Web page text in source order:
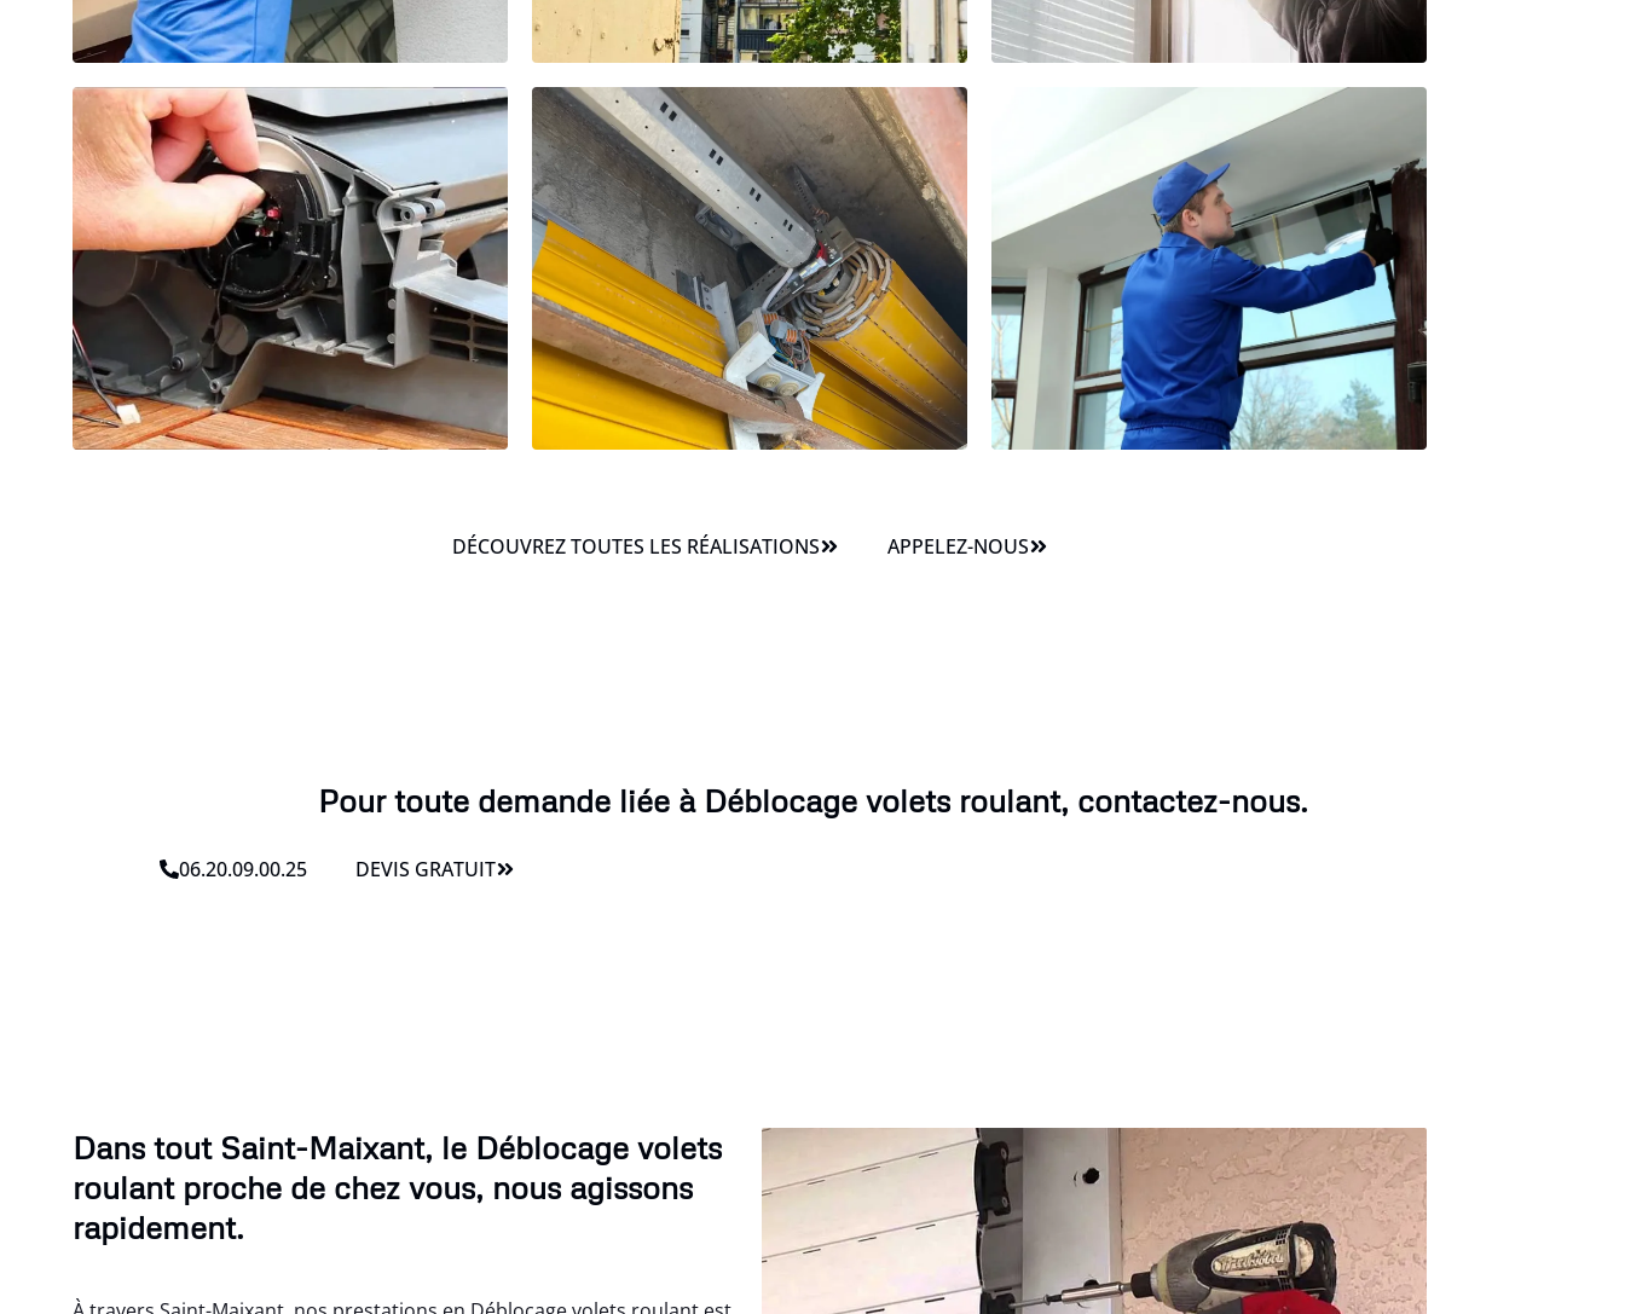
DÉCOUVREZ TOUTES LES RÉALISATIONS APPELEZ-NOUS
Pour toute demande liée à Déblocage volets roulant, contactez-nous.
06.20.09.00.25 DEVIS GRATUIT
Dans tout Saint-Maixant, le Déblocage volets
roulant proche de chez vous, nous agissons
rapidement.